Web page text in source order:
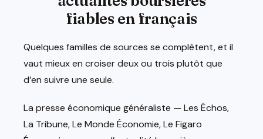
fiables en français
Quelques familles de sources se complètent, et il
vaut mieux en croiser deux ou trois plutôt que
d’en suivre une seule.
La presse économique généraliste — Les Échos,
La Tribune, Le Monde Économie, Le Figaro